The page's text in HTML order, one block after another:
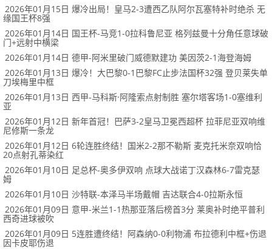
2026年01月15日 爆冷出局！皇马2-3遭西乙队阿尔瓦塞特补时绝杀 无
缘国王杯8强
2026年01月14日 国王杯-马竞1-0拉科鲁尼亚 格列兹曼十分角任意球破
门+远射中横梁
2026年01月14日 德甲-阿米里破门威德默建功 美因茨2-1海登海姆
2026年01月13日 爆冷！大巴黎0-1巴黎FC止步法国杯32强 登贝莱失单
刀埃梅里中框
2026年01月13日 西甲-马科斯·阿隆索点射制胜 塞尔塔客场1-0塞维利
亚
2026年01月12日 新年首冠！巴萨3-2皇马卫冕西超杯 拉菲尼亚双响维
尼修斯一条龙
2026年01月12日 6轮连胜终结！国米2-2那不勒斯 麦克托米奈双响恰
20点射孔蒂染红
2026年01月10日 足总杯-奥多伊双响 点球大战诺丁汉森林6-7雷克瑟
姆
2026年01月10日 沙特联-本泽马半场戴帽 吉达联合4-0拉斯永恒
2026年01月09日 意甲-米兰1-1热那亚落后榜首3分 莱奥补时绝平普利
西奇进球被吹
2026年01月09日 5连胜遭终结！阿森纳0-0利物浦 布拉德利中框+伤退
因卡皮耶伤退